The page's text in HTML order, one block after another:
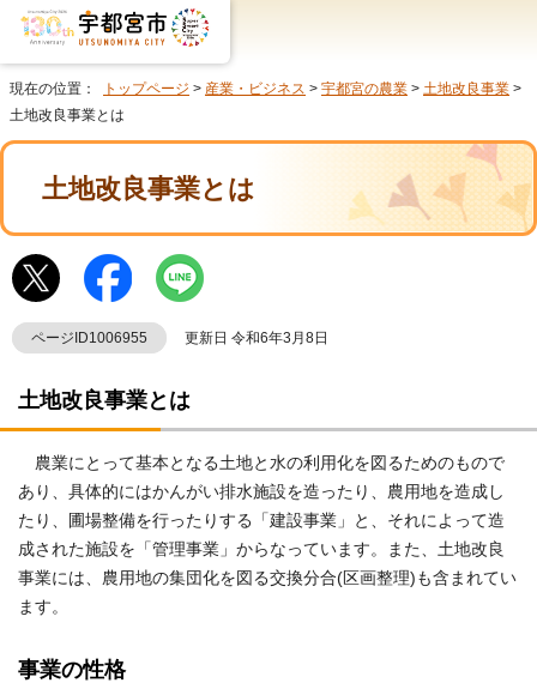
現在の位置： トップページ > 産業・ビジネス > 宇都宮の農業 > 土地改良事業 >
土地改良事業とは
土地改良事業とは
ページID1006955 更新日 令和6年3月8日
土地改良事業とは
農業にとって基本となる土地と水の利用化を図るためのもので
あり、具体的にはかんがい排水施設を造ったり、農用地を造成し
たり、圃場整備を行ったりする「建設事業」と、それによって造
成された施設を「管理事業」からなっています。また、土地改良
事業には、農用地の集団化を図る交換分合(区画整理)も含まれてい
ます。
事業の性格